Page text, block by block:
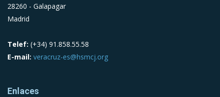
28260 - Galapagar
Madrid
Telef: (+34) 91.858.55.58
E-mail: veracruz-es@hsmcj.org
Enlaces